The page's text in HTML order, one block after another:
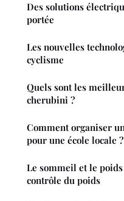
Des solutions
portée
Les nouvelles
cyclisme
Quels sont les
cherubini ?
Comment organiser
pour une école locale ?
Le sommeil et le
contrôle du poids